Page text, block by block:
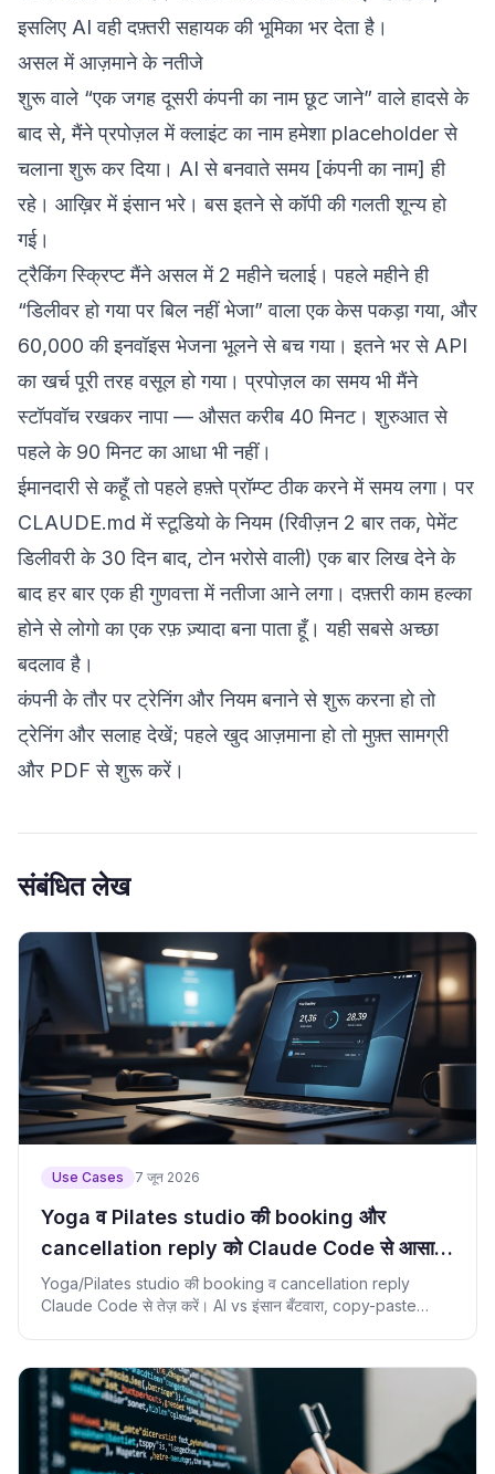
इसलिए AI वही दफ़्तरी सहायक की भूमिका भर देता है।
असल में आज़माने के नतीजे
शुरू वाले “एक जगह दूसरी कंपनी का नाम छूट जाने” वाले हादसे के
बाद से, मैंने प्रपोज़ल में क्लाइंट का नाम हमेशा placeholder से
चलाना शुरू कर दिया। AI से बनवाते समय [कंपनी का नाम] ही
रहे। आख़िर में इंसान भरे। बस इतने से कॉपी की गलती शून्य हो
गई।
ट्रैकिंग स्क्रिप्ट मैंने असल में 2 महीने चलाई। पहले महीने ही
“डिलीवर हो गया पर बिल नहीं भेजा” वाला एक केस पकड़ा गया, और
60,000 की इनवॉइस भेजना भूलने से बच गया। इतने भर से API
का खर्च पूरी तरह वसूल हो गया। प्रपोज़ल का समय भी मैंने
स्टॉपवॉच रखकर नापा — औसत करीब 40 मिनट। शुरुआत से
पहले के 90 मिनट का आधा भी नहीं।
ईमानदारी से कहूँ तो पहले हफ़्ते प्रॉम्प्ट ठीक करने में समय लगा। पर
CLAUDE.md में स्टूडियो के नियम (रिवीज़न 2 बार तक, पेमेंट
डिलीवरी के 30 दिन बाद, टोन भरोसे वाली) एक बार लिख देने के
बाद हर बार एक ही गुणवत्ता में नतीजा आने लगा। दफ़्तरी काम हल्का
होने से लोगो का एक रफ़ ज़्यादा बना पाता हूँ। यही सबसे अच्छा
बदलाव है।
कंपनी के तौर पर ट्रेनिंग और नियम बनाने से शुरू करना हो तो
ट्रेनिंग और सलाहदेखें; पहले खुद आज़माना हो तोमुफ़्त सामग्री
और PDF से शुरू करें।
संबंधित लेख
Use Cases 7 जून 2026
Yoga व Pilates studio की booking और
cancellation reply को Claude Code से आसान
बनाएँ
Yoga/Pilates studio की booking व cancellation reply
Claude Code से तेज़ करें। AI vs इंसान बँटवारा, copy-paste